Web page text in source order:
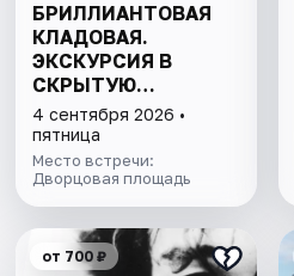
БРИЛЛИАНТОВАЯ
КЛАДОВАЯ.
ЭКСКУРСИЯ В
СКРЫТУЮ
СОКРОВИЩНИЦУ
ЭРМИТАЖА С
БИЛЕТОМ В МУЗЕЙ
4 сентября 2026 •
пятница
Место встречи:
Дворцовая площадь
от 700 ₽